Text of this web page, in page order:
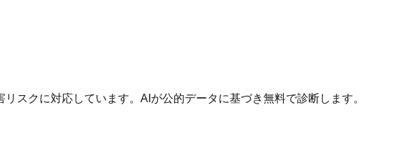
スクに対応しています。AIが公的データに基づき無料で診断します。